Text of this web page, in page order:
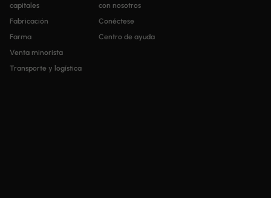
capitales
Fabricación
Farma
Venta minorista
Transporte y logística
con nosotros
Conéctese
Centro de ayuda